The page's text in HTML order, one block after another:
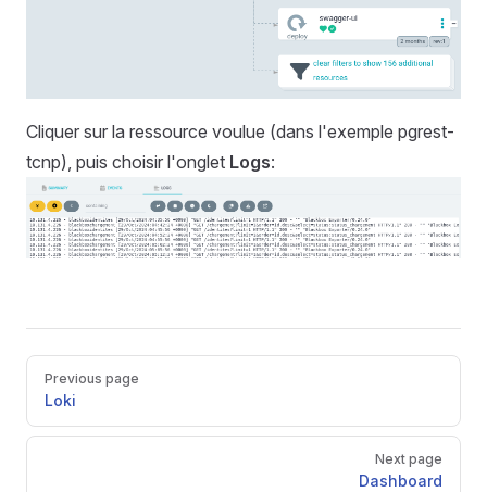
Cliquer sur la ressource voulue (dans l'exemple pgrest-
tcnp), puis choisir l'onglet Logs:
PagerPrevious page
Loki
Next page
Dashboard